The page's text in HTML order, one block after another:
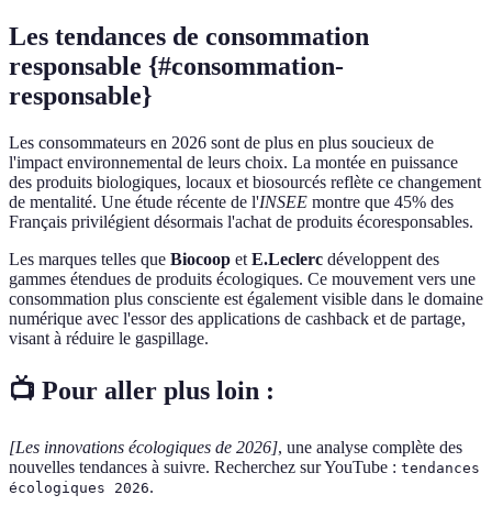
Les tendances de consommation
responsable {#consommation-
responsable}
Les consommateurs en 2026 sont de plus en plus soucieux de
l'impact environnemental de leurs choix. La montée en puissance
des produits biologiques, locaux et biosourcés reflète ce changement
de mentalité. Une étude récente de l'INSEE montre que 45% des
Français privilégient désormais l'achat de produits écoresponsables.
Les marques telles que Biocoop et E.Leclerc développent des
gammes étendues de produits écologiques. Ce mouvement vers une
consommation plus consciente est également visible dans le domaine
numérique avec l'essor des applications de cashback et de partage,
visant à réduire le gaspillage.
📺 Pour aller plus loin :
[Les innovations écologiques de 2026], une analyse complète des
nouvelles tendances à suivre. Recherchez sur YouTube : tendances
écologiques 2026.